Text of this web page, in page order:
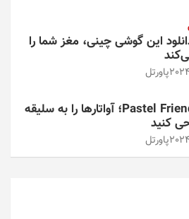
این گوشی چینی، مغز شما را
پاورتل
بازی/ Pastel Friends؛ آواتارها را به سلیقه
کنید
پاورتل